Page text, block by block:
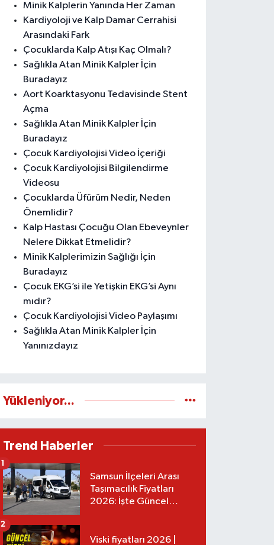
Minik Kalplerin Yanında Her Zaman
Kardiyoloji ve Kalp Damar Cerrahisi
Arasındaki Fark
Çocuklarda Kalp Atışı Kaç Olmalı?
Sağlıkla Atan Minik Kalpler İçin
Buradayız
Aort Koarktasyonu Tedavisinde Stent
Açma
Sağlıkla Atan Minik Kalpler İçin
Buradayız
Çocuk Kardiyolojisi Video İçeriği
Çocuk Kardiyolojisi Bilgilendirme
Videosu
Çocuklarda Üfürüm Nedir, Neden
Önemlidir?
Kalp Hastası Çocuğu Olan Ebeveynler
Nelere Dikkat Etmelidir?
Minik Kalplerimizin Sağlığı İçin
Buradayız
Çocuk EKG’si ile Yetişkin EKG’si Aynı
mıdır?
Çocuk Kardiyolojisi Video Paylaşımı
Sağlıkla Atan Minik Kalpler İçin
Yanınızdayız
Yükleniyor...
Trend Haberler
Samsun İlçeleri Arası
Taşımacılık Fiyatları
2026: İşte Güncel
1
Viski fiyatları 2026 |
2